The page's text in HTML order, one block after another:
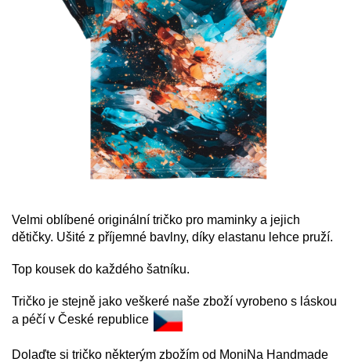
Velmi oblíbené originální tričko pro maminky a jejich
dětičky. Ušité z příjemné bavlny, díky elastanu lehce pruží.
Top kousek do každého šatníku.
Tričko je stejně jako veškeré naše zboží vyrobeno s láskou
a péčí v České republice
Dolaďte si tričko některým zbožím od MoniNa Handmade